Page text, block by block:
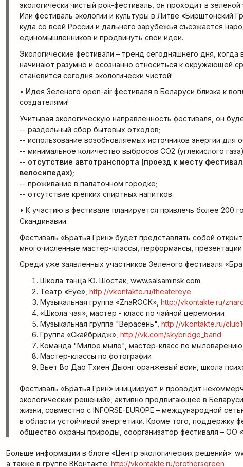
экологически чистый рок-фестиваль, он проходит в
Или фестиваль экологии и культуры в Литве «Бирштонский
куда со всей России и дальнего зарубежья съезжается
единомышленников и продвинуть свои идеи.
Экологические фестивали – тренд сегодняшнего дня,
начинают разумно и осознанно относиться к окружающей
становится сегодня экологически чистой!
• Идея Зеленого open-air фестиваля в Беларуси близка к
создателями!
Учитывая экологическую направленность фестиваля, он
-- раздельный сбор бытовых отходов;
-- использование возобновляемых источников энергии для
-- минимальное количество выбросов СО2 (углекислого
-- отсутствие автотранспорта (проезд к месту
велосипедах);
-- проживание в палаточном городке;
-- отсутствие крепких спиртных напитков.
• К участию в фестивале планируется привлечь более 200
Скандинавии.
Фестиваль «Братья Грин» будет представлять собой
многочисленные мастер-классы, перформансы,
Среди уже заявленных участников Зеленого фестиваля
Школа танца Ю. Шостак, www.salsaminsk.com
Театр «Eye»,http://vkontakte.ru/theatereye
Музыкальная группа «ZnaROCK»,http://vkontakte.ru/
«Школа чая», мастер - класс по чайной церемонии
Музыкальная группа "Верасень",http://vkontakte.ru/
Группа «Скайбридж»,http://vk.com/skybridge_band
Команда "Милое мыло", мастер-класс по
Мастер-классы по фотографии
Вьет Во Дао Тхиен Дыонг оранжевый воин, школа
Фестиваль «Братья Грин» инициирует и проводит
экологических решений», активно продвигающее в
жизни, совместно с INFORSE-EUROPE – международной
в области устойчивой энергетики. Кроме того, поддержку
общество охраны природы, соорганизатор фестиваля – ОО
Больше информации в блоге «Центр экологических решений»:
а также в группе ВКонтакте:http://vkontakte.ru/brothersgreen